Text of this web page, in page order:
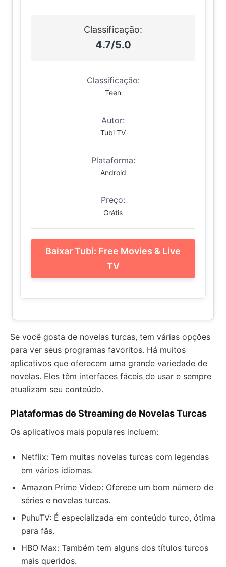
Classificação:
4.7/5.0
Classificação:
Teen
Autor:
Tubi TV
Plataforma:
Android
Preço:
Grátis
Baixar Tubi: Free Movies & Live
TV
Se você gosta de novelas turcas, tem várias opções
para ver seus programas favoritos. Há muitos
aplicativos que oferecem uma grande variedade de
novelas. Eles têm interfaces fáceis de usar e sempre
atualizam seu conteúdo.
Plataformas de Streaming de Novelas Turcas
Os aplicativos mais populares incluem:
Netflix: Tem muitas novelas turcas com legendas
em vários idiomas.
Amazon Prime Video: Oferece um bom número de
séries e novelas turcas.
PuhuTV: É especializada em conteúdo turco, ótima
para fãs.
HBO Max: Também tem alguns dos títulos turcos
mais queridos.